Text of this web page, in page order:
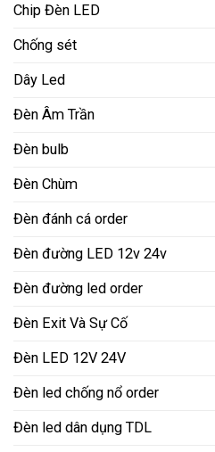
Chip Đèn LED
Chống sét
Dây Led
Đèn Âm Trần
Đèn bulb
Đèn Chùm
Đèn đánh cá order
Đèn đường LED 12v 24v
Đèn đường led order
Đèn Exit Và Sự Cố
Đèn LED 12V 24V
Đèn led chống nổ order
Đèn led dân dụng TDL